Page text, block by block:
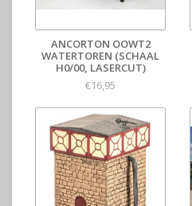
ANCORTON OOWT2
WATERTOREN (SCHAAL
H0/00, LASERCUT)
€16,95